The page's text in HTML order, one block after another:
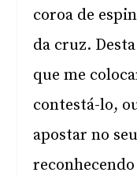
coroa de
da cruz.
que me
contestá-lo,
apostar no